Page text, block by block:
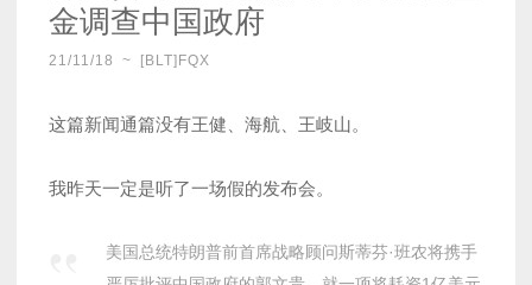
金调查中国政府
21/11/18 ~ [BLT]FQX
这篇新闻通篇没有王健、海航、王岐山。
我昨天一定是听了一场假的发布会。
美国总统特朗普前首席战略顾问斯蒂芬·班农将携手